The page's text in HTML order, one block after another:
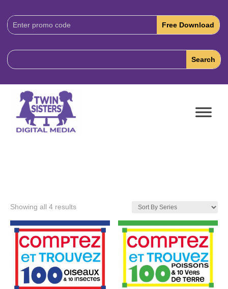
Download
Code:
Showing all 4 results